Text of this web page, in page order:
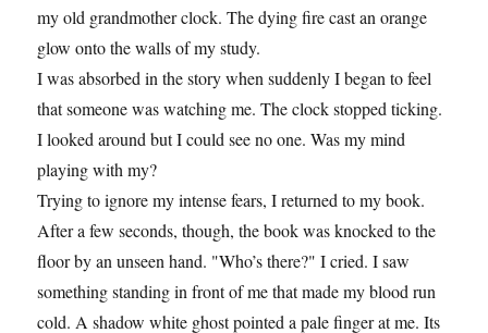
my old grandmother clock. The dying fire cast an orange
glow onto the walls of my study.
I was absorbed in the story when suddenly I began to feel
that someone was watching me. The clock stopped ticking.
I looked around but I could see no one. Was my mind
playing with my?
Trying to ignore my intense fears, I returned to my book.
After a few seconds, though, the book was knocked to the
floor by an unseen hand. "Who’s there?" I cried. I saw
something standing in front of me that made my blood run
cold. A shadow white ghost pointed a pale finger at me. Its